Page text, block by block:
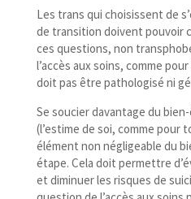
Les trans qui choisissent de
de transition doivent pouvoir
ces questions, non
l’accès aux soins, comme
doit pas être pathologisé ni
Se soucier davantage du
(l’estime de soi, comme pour
élément non négligeable du
étape. Cela doit permettre
et diminuer les risques de